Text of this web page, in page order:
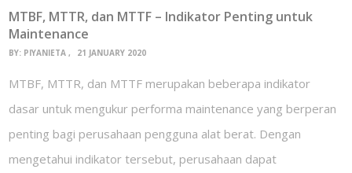
MTBF, MTTR, dan MTTF – Indikator Penting untuk
Maintenance
BY: PIYANIETA 21 JANUARY 2020
MTBF, MTTR, dan MTTF merupakan beberapa indikator
dasar untuk mengukur performa maintenance yang berperan
penting bagi perusahaan pengguna alat berat. Dengan
mengetahui indikator tersebut, perusahaan dapat